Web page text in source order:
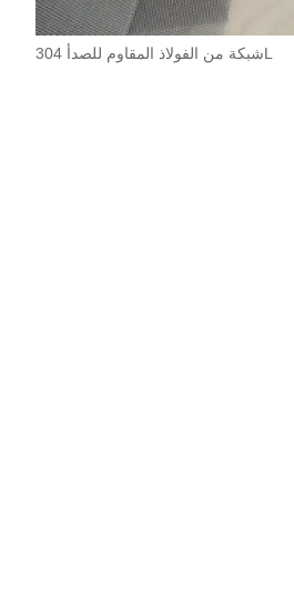
شبكة من الفولاذ المقاوم للصدأ 304L